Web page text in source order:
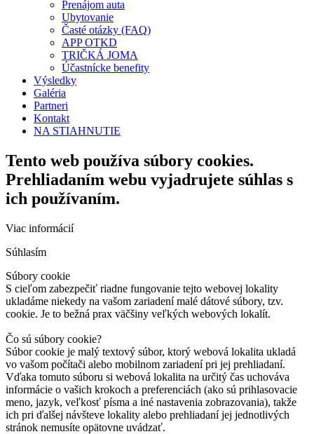
Prenájom auta
Ubytovanie
Časté otázky (FAQ)
APP OTKD
TRIČKÁ JOMA
Účastnícke benefity
Výsledky
Galéria
Partneri
Kontakt
NA STIAHNUTIE
Tento web používa súbory cookies.
Prehliadaním webu vyjadrujete súhlas s
ich používaním.
Viac informácií
Súhlasím
Súbory cookie
S cieľom zabezpečiť riadne fungovanie tejto webovej lokality
ukladáme niekedy na vašom zariadení malé dátové súbory, tzv.
cookie. Je to bežná prax väčšiny veľkých webových lokalít.
Čo sú súbory cookie?
Súbor cookie je malý textový súbor, ktorý webová lokalita ukladá
vo vašom počítači alebo mobilnom zariadení pri jej prehliadaní.
Vďaka tomuto súboru si webová lokalita na určitý čas uchováva
informácie o vašich krokoch a preferenciách (ako sú prihlasovacie
meno, jazyk, veľkosť písma a iné nastavenia zobrazovania), takže
ich pri ďalšej návšteve lokality alebo prehliadaní jej jednotlivých
stránok nemusíte opätovne uvádzať.